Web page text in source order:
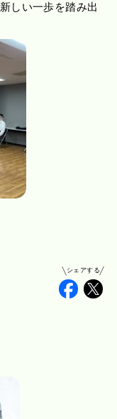
しい一歩を踏み出
シェアする